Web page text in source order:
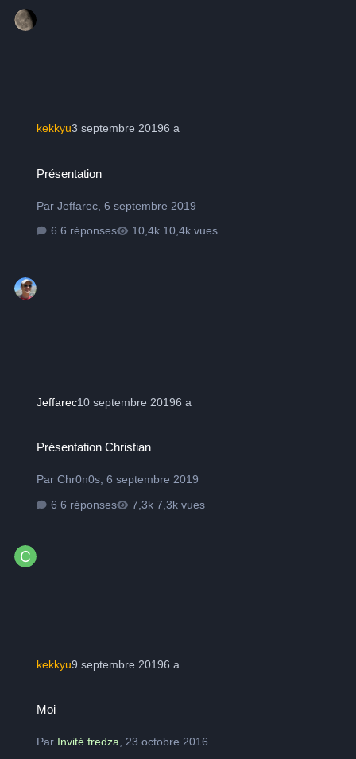
kekkyu3 septembre 20196 a
Présentation
ParJeffarec ,6 septembre 2019
6 réponses
10,4k vues
Jeffarec10 septembre 20196 a
Présentation Christian
ParChr0n0s,6 septembre 2019
6 réponses
7,3k vues
kekkyu9 septembre 20196 a
Moi
Par Invité fredza,23 octobre 2016